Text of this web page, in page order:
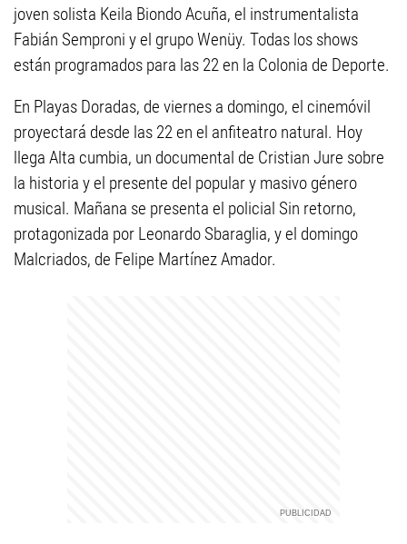
joven solista Keila Biondo Acuña, el instrumentalista
Fabián Semproni y el grupo Wenüy. Todas los shows
están programados para las 22 en la Colonia de Deporte.
En Playas Doradas, de viernes a domingo, el cinemóvil
proyectará desde las 22 en el anfiteatro natural. Hoy
llega Alta cumbia, un documental de Cristian Jure sobre
la historia y el presente del popular y masivo género
musical. Mañana se presenta el policial Sin retorno,
protagonizada por Leonardo Sbaraglia, y el domingo
Malcriados, de Felipe Martínez Amador.